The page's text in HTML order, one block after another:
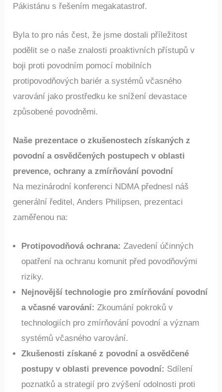
Pákistánu s řešením megakatastrof.
Byla to pro nás čest, že jsme dostali příležitost
podělit se o naše znalosti proaktivních přístupů v
boji proti povodním pomocí mobilních
protipovodňových bariér a systémů včasného
varování jako prostředku ke snížení devastace
způsobené povodněmi.
Naše prezentace o zkušenostech získaných z
povodní a osvědčených postupech v oblasti
prevence, ochrany a zmírňování povodní
Na mezinárodní konferenci NDMA přednesl náš
generální ředitel, Anders Philipsen, prezentaci
zaměřenou na:​
Protipovodňová ochrana: Zavedení účinných
opatření na ochranu komunit před povodňovými
riziky.​
Nejnovější technologie pro zmírňování povodní
a včasné varování: Zkoumání pokroků v
technologiích pro zmírňování povodní a význam
systémů včasného varování.​
Zkušenosti získané z povodní a osvědčené
postupy v oblasti prevence povodní: Sdílení
poznatků a strategií pro zvýšení odolnosti proti